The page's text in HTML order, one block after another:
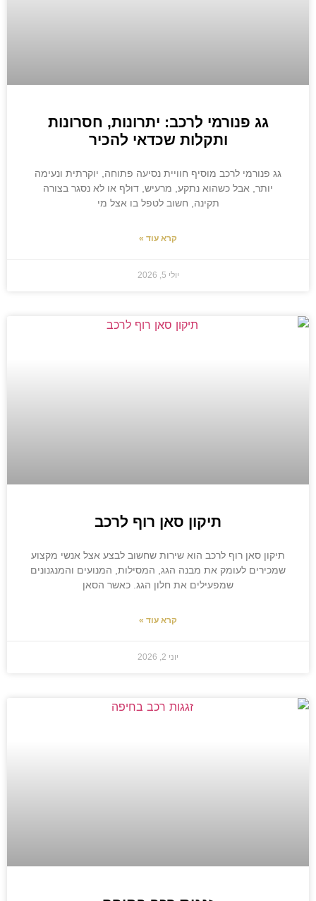
גג פנורמי לרכב: יתרונות, חסרונות
ותקלות שכדאי להכיר
גג פנורמי לרכב מוסיף חוויית נסיעה פתוחה, יוקרתית ונעימה
יותר, אבל כשהוא נתקע, מרעיש, דולף או לא נסגר בצורה
תקינה, חשוב לטפל בו אצל מי
קרא עוד »
יולי 5, 2026
תיקון סאן רוף לרכב
תיקון סאן רוף לרכב הוא שירות שחשוב לבצע אצל אנשי מקצוע
שמכירים לעומק את מבנה הגג, המסילות, המנועים והמנגנונים
שמפעילים את חלון הגג. כאשר הסאן
קרא עוד »
יוני 2, 2026